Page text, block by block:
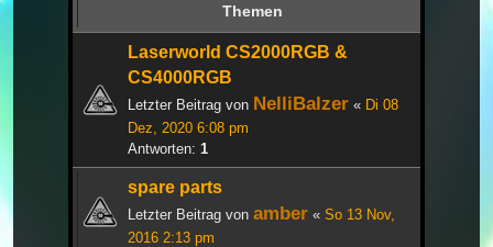
Themen
Laserworld CS2000RGB &
CS4000RGB
Letzter Beitrag von NelliBalzer « Di 08
Dez, 2020 6:08 pm
Antworten: 1
spare parts
Letzter Beitrag von amber « So 13 Nov,
2016 2:13 pm